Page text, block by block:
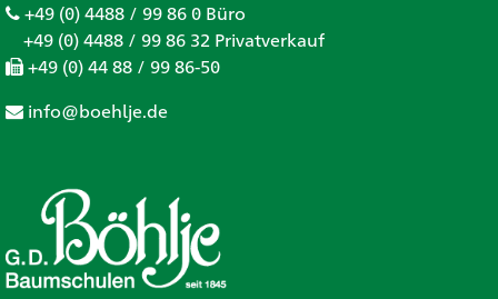
+49 (0) 4488 / 99 86 0 Büro
+49 (0) 4488 / 99 86 32 Privatverkauf
+49 (0) 44 88 / 99 86-50
info@boehlje.de